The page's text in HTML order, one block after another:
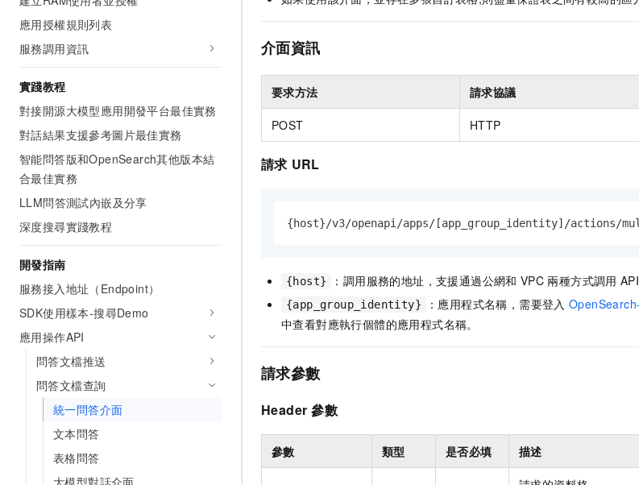
應用授權規則列表
服務調用資訊
實踐教程
對接開源大模型應用開發平台最佳實務
對話結果支援參考圖片最佳實務
智能問答版和OpenSearch其他版本結
合最佳實務
LLM問答測試內嵌及分享
深度搜尋實踐教程
開發指南
服務接入地址（Endpoint）
SDK使用樣本-搜尋Demo
應用操作API
問答文檔推送
問答文檔查詢
統一問答介面
文本問答
表格問答
大模型對話介面
介面資訊
要求方法 請求協議
POST HTTP
請求 URL
{host}/v3/openapi/apps/ [app_group_identity] /actions/
{host} ：調用服務的地址，支援通過公網和 VPC 兩種方式調用 API
{app_group_identity} ：應用程式名稱，需要登入
中查看對應執行個體的應用程式名稱。
請求參數
Header 參數
參數 類型 是否必填 描述